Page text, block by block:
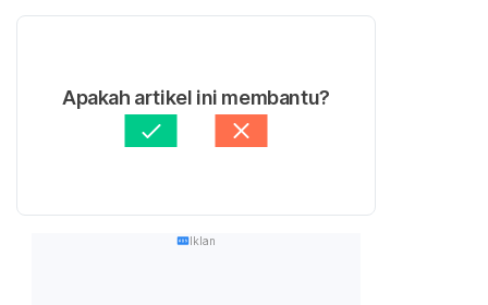
Apakah artikel ini membantu?
Iklan